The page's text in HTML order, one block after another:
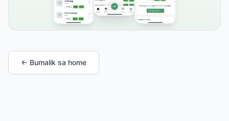
← Bumalik sa home